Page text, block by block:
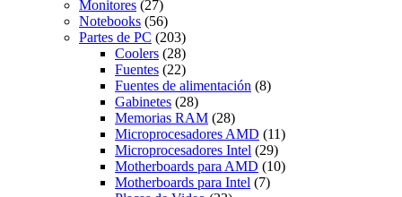
Monitores (27)
Notebooks (56)
Partes de PC (203)
Coolers (28)
Fuentes (22)
Fuentes de alimentación (8)
Gabinetes (28)
Memorias RAM (28)
Microprocesadores AMD (11)
Microprocesadores Intel (29)
Motherboards para AMD (10)
Motherboards para Intel (7)